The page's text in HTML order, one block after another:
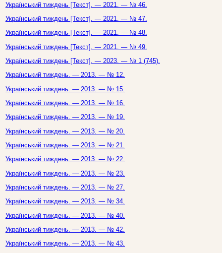
Український тиждень [Текст]. — 2021. — № 46.
Український тиждень [Текст]. — 2021. — № 47.
Український тиждень [Текст]. — 2021. — № 48.
Український тиждень [Текст]. — 2021. — № 49.
Український тиждень [Текст]. — 2023. — № 1 (745).
Український тиждень. — 2013. — № 12.
Український тиждень. — 2013. — № 15.
Український тиждень. — 2013. — № 16.
Український тиждень. — 2013. — № 19.
Український тиждень. — 2013. — № 20.
Український тиждень. — 2013. — № 21.
Український тиждень. — 2013. — № 22.
Український тиждень. — 2013. — № 23.
Український тиждень. — 2013. — № 27.
Український тиждень. — 2013. — № 34.
Український тиждень. — 2013. — № 40.
Український тиждень. — 2013. — № 42.
Український тиждень. — 2013. — № 43.